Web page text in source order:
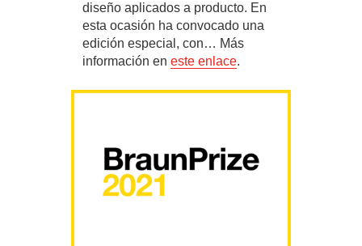
diseño aplicados a producto. En
esta ocasión ha convocado una
edición especial, con… Más
información en este enlace.